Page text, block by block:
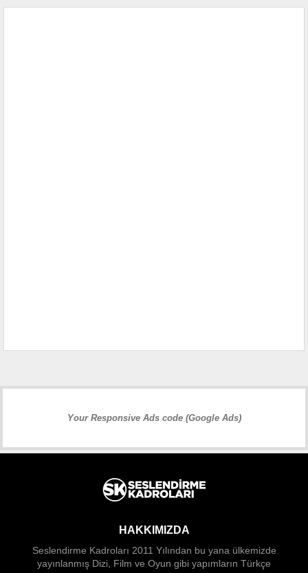
Your Responsive Ads code (Google Ads)
HAKKIMIZDA
Seslendirme Kadroları 2011 Yılından bu yana ülkemizde
yayınlanmış Dizi, Film ve Oyun gibi yapımların Türkçe